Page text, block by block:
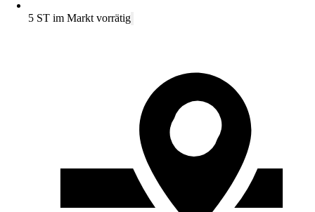
5 ST im Markt vorrätig